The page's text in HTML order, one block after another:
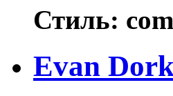
Стиль:
Evan